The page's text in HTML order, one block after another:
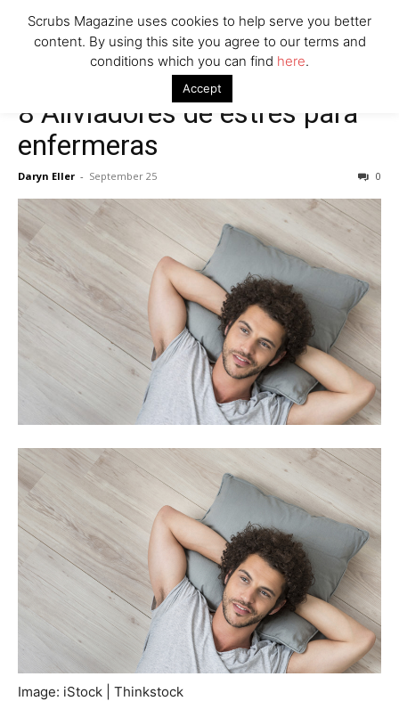
8 Aliviadores de estrés para
enfermeras
Daryn Eller - September 25 0
Image: iStock | Thinkstock
Scrubs Magazine uses cookies to help serve you better
content. By using this site you agree to our terms and
conditions which you can find here.
Accept